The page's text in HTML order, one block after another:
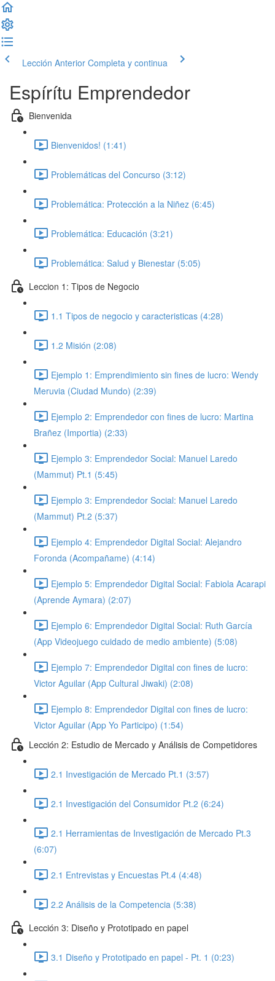
Lección Anterior Completa y continua
Espírítu Emprendedor
Bienvenida
Bienvenidos! (1:41)
Problemáticas del Concurso (3:12)
Problemática: Protección a la Niñez (6:45)
Problemática: Educación (3:21)
Problemática: Salud y Bienestar (5:05)
Leccion 1: Tipos de Negocio
1.1 Tipos de negocio y caracteristicas (4:28)
1.2 Misión (2:08)
Ejemplo 1: Emprendimiento sin fines de lucro: Wendy
Meruvia (Ciudad Mundo) (2:39)
Ejemplo 2: Emprendedor con fines de lucro: Martina
Brañez (Importia) (2:33)
Ejemplo 3: Emprendedor Social: Manuel Laredo
(Mammut) Pt.1 (5:45)
Ejemplo 3: Emprendedor Social: Manuel Laredo
(Mammut) Pt.2 (5:37)
Ejemplo 4: Emprendedor Digital Social: Alejandro
Foronda (Acompañame) (4:14)
Ejemplo 5: Emprendedor Digital Social: Fabiola Acarapi
(Aprende Aymara) (2:07)
Ejemplo 6: Emprendedor Digital Social: Ruth García
(App Videojuego cuidado de medio ambiente) (5:08)
Ejemplo 7: Emprendedor Digital con fines de lucro:
Victor Aguilar (App Cultural Jiwaki) (2:08)
Ejemplo 8: Emprendedor Digital con fines de lucro:
Victor Aguilar (App Yo Participo) (1:54)
Lección 2: Estudio de Mercado y Análisis de Competidores
2.1 Investigación de Mercado Pt.1 (3:57)
2.1 Investigación del Consumidor Pt.2 (6:24)
2.1 Herramientas de Investigación de Mercado Pt.3
(6:07)
2.1 Entrevistas y Encuestas Pt.4 (4:48)
2.2 Análisis de la Competencia (5:38)
Lección 3: Diseño y Prototipado en papel
3.1 Diseño y Prototipado en papel - Pt. 1 (0:23)